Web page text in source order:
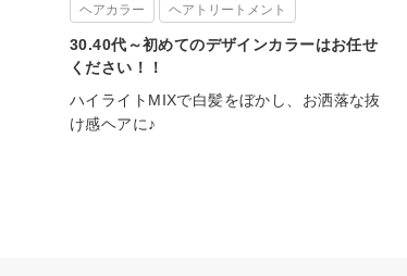
ヘアカラー ヘアトリートメント
30.40代～初めてのデザインカラーはお任せ
ください！！
ハイライトMIXで白髪をぼかし、お洒落な抜
け感ヘアに♪